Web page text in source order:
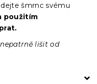
šmrnc svému
použitím
lišit od